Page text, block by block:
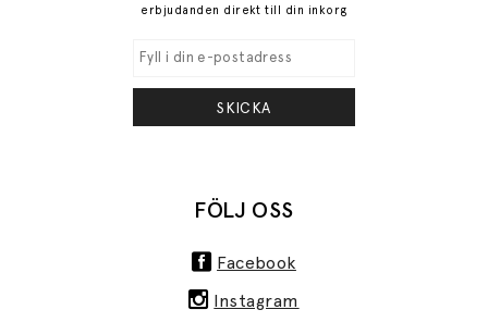
erbjudanden direkt till din inkorg
SKICKA
FÖLJ OSS
Facebook
Instagram